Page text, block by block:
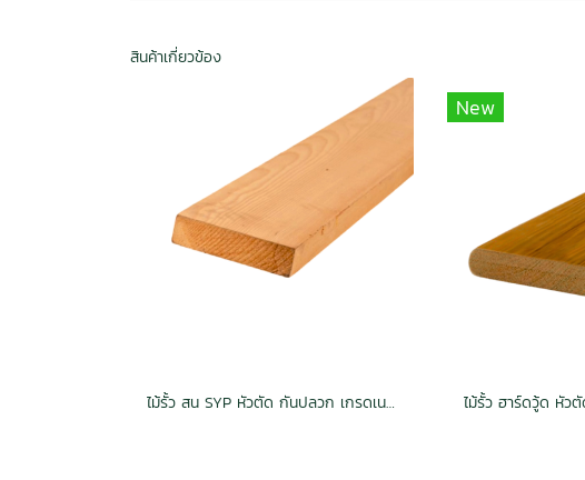
สินค้าเกี่ยวข้อง
ไม้รั้ว สน SYP หัวตัด กันปลวก เกรดเนเชอรัล
New